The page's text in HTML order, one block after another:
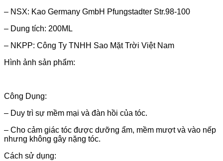
– NSX: Kao Germany GmbH Pfungstadter Str.98-100
– Dung tích: 200ML
– NKPP: Công Ty TNHH Sao Mặt Trời Việt Nam
Hình ảnh sản phẩm:
Công Dụng:
– Duy trì sự mềm mại và đàn hồi của tóc.
– Cho cảm giác tóc được dưỡng ẩm, mềm mượt và vào nếp
nhưng không gây nặng tóc.
Cách sử dụng: